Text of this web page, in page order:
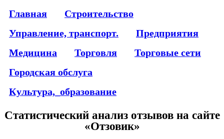
Главная
Строительство
Управление, транспорт.
Предприятия
Медицина
Торговля
Торговые сети
Городская обслуга
Культура,_образование
Статистический анализ отзывов на сайте
«Отзовик»